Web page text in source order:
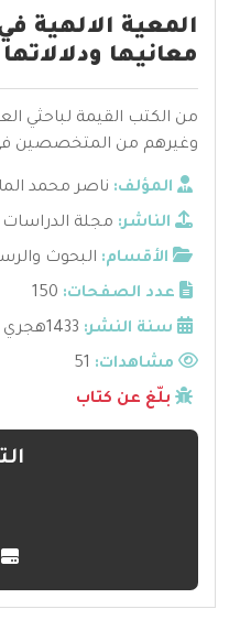
المعية الالهية
معانيها ودلالاتها
من الكتب القيمة لباحثي
وغيرهم من المتخصصين
المؤلف: ناصر محمد
الناشر: مجلة الدراسات
الأقسام: البحوث
عدد الصفحات: 150
سنة النشر: 1433هجري
مشاهدات:
بلّغ عن كتاب